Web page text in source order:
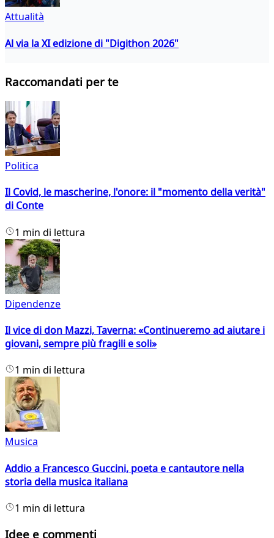
Attualità
Al via la XI edizione di "Digithon 2026"
Raccomandati per te
Politica
Il Covid, le mascherine, l'onore: il "momento della verità"
di Conte
1 min di lettura
Dipendenze
Il vice di don Mazzi, Taverna: «Continueremo ad aiutare i
giovani, sempre più fragili e soli»
1 min di lettura
Musica
Addio a Francesco Guccini, poeta e cantautore nella
storia della musica italiana
1 min di lettura
Idee e commenti